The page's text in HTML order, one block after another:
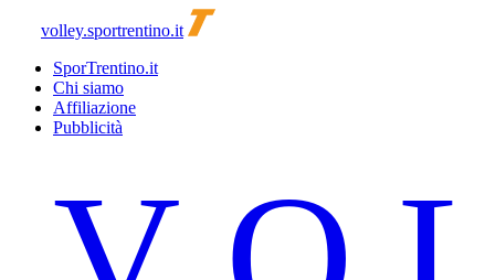
volley.sportrentino.it
SporTrentino.it
Chi siamo
Affiliazione
Pubblicità